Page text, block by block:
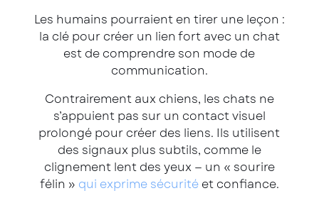
Les humains pourraient en tirer une leçon :
la clé pour créer un lien fort avec un chat
est de comprendre son mode de
communication.
Contrairement aux chiens, les chats ne
s’appuient pas sur un contact visuel
prolongé pour créer des liens. Ils utilisent
des signaux plus subtils, comme le
clignement lent des yeux — un « sourire
félin » qui exprime sécuritéet confiance.